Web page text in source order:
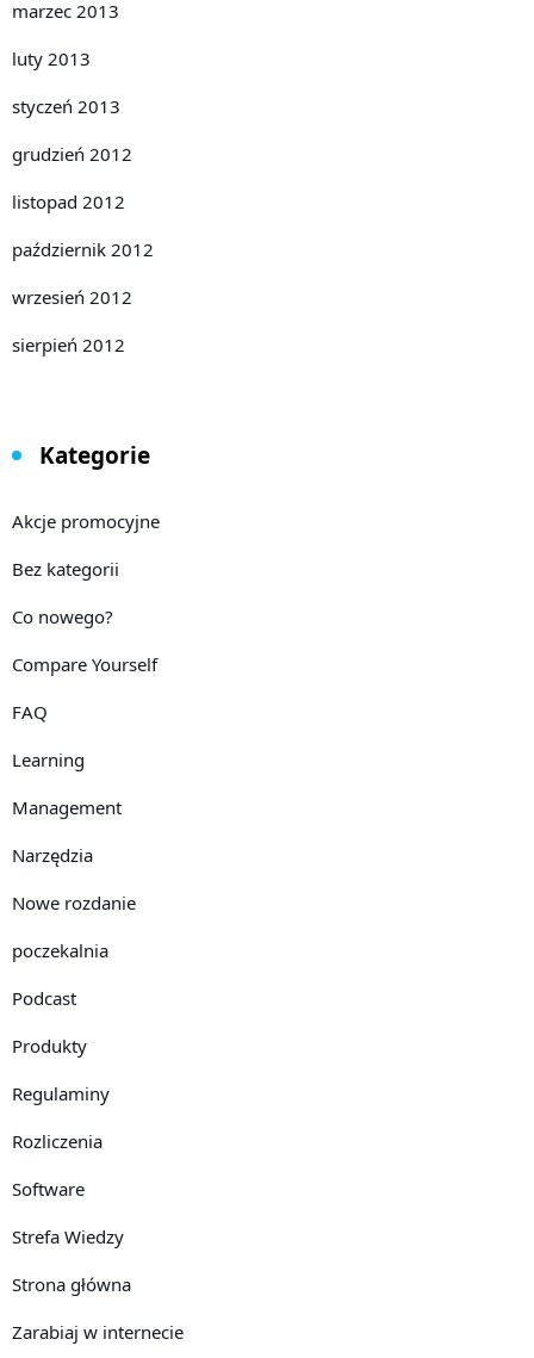
marzec 2013
luty 2013
styczeń 2013
grudzień 2012
listopad 2012
październik 2012
wrzesień 2012
sierpień 2012
Kategorie
Akcje promocyjne
Bez kategorii
Co nowego?
Compare Yourself
FAQ
Learning
Management
Narzędzia
Nowe rozdanie
poczekalnia
Podcast
Produkty
Regulaminy
Rozliczenia
Software
Strefa Wiedzy
Strona główna
Zarabiaj w internecie